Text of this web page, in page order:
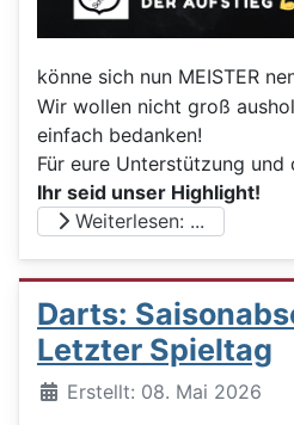
könne sich nun MEISTER
Wir wollen nicht groß
einfach bedanken!
Für eure Unterstützung und
Ihr seid unser Highlight!
Weiterlesen: ...
Darts:
Letzter Spieltag
DetailsErstellt: 08. Mai 2026